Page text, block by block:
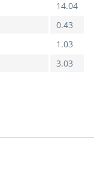
14.04
0.43
1.03
3.03